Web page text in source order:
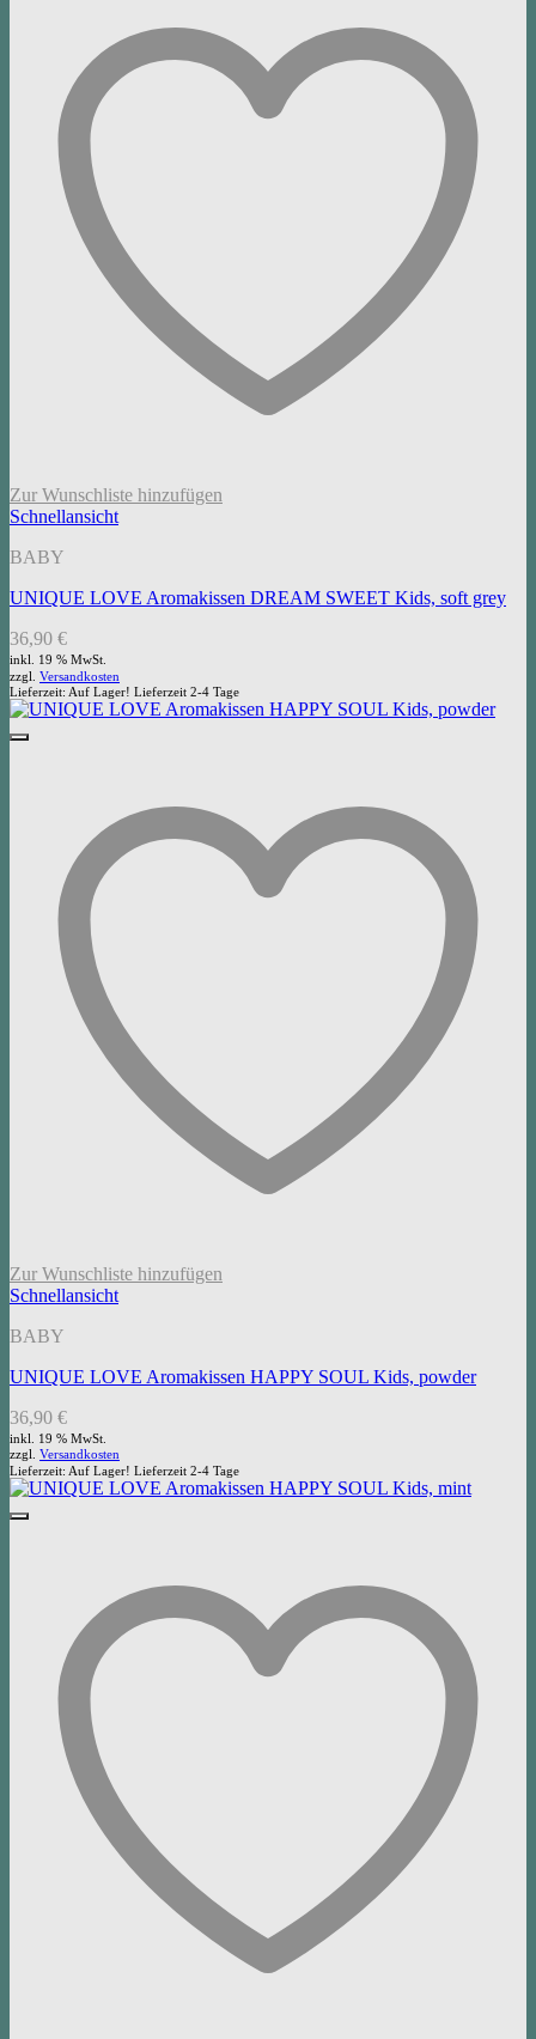
Zur Wunschliste hinzufügen
Schnellansicht
BABY
UNIQUE LOVE Aromakissen DREAM SWEET Kids, soft grey
36,90 €
inkl. 19 % MwSt.
zzgl. Versandkosten
Lieferzeit: Auf Lager! Lieferzeit 2-4 Tage
Zur Wunschliste hinzufügen
Schnellansicht
BABY
UNIQUE LOVE Aromakissen HAPPY SOUL Kids, powder
36,90 €
inkl. 19 % MwSt.
zzgl. Versandkosten
Lieferzeit: Auf Lager! Lieferzeit 2-4 Tage